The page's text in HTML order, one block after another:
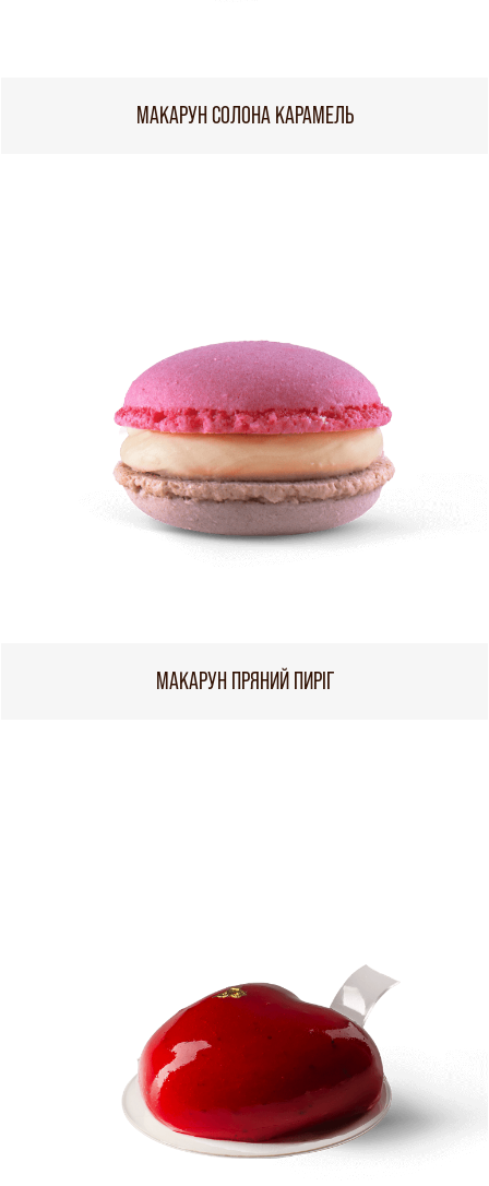
МАКАРУН СОЛОНА КАРАМЕЛЬ
МАКАРУН ПРЯНИЙ ПИРІГ